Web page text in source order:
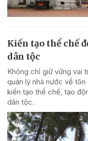
Kiến tạo thể chế
dân tộc
Không chỉ giữ vững vai
quản lý nhà nước về
kiến tạo thể chế, tạo
dân tộc.